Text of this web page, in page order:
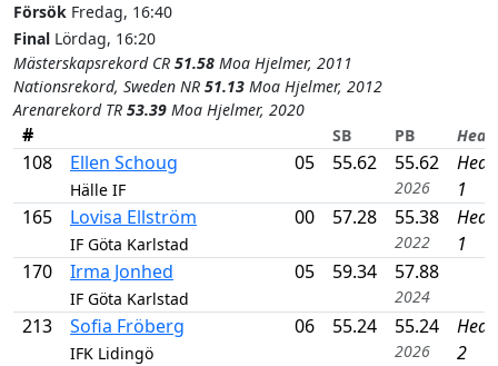
Försök Fredag, 16:40
Final Lördag, 16:20
Mästerskapsrekord CR 51.58 Moa Hjelmer, 2011
Nationsrekord, Sweden NR 51.13 Moa Hjelmer, 2012
Arenarekord TR 53.39 Moa Hjelmer, 2020
# SB PB Heat
108 Ellen Schoug
Hälle IF
05 55.62 55.62
2026
Heat
1
165
Lovisa Ellström
IF Göta Karlstad
00 57.28 55.38
2022
Heat
1
170
Irma Jonhed
IF Göta Karlstad
05 59.34 57.88
2024
213 Sofia Fröberg
IFK Lidingö
06 55.24 55.24
2026
Heat
2